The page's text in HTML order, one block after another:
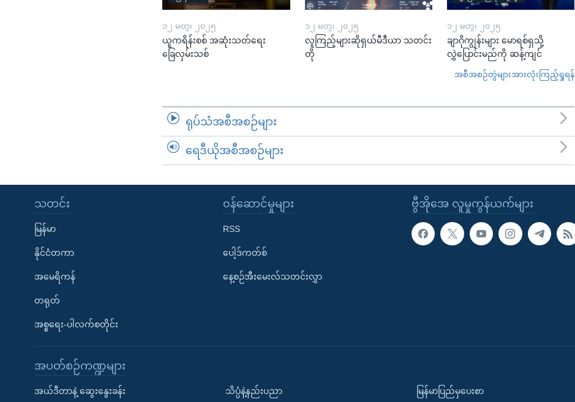
၁၂ မတ္၊ ၂၀၂၅
ယူကရိန်းစစ် အဆုံးသတ်ရေး
ခြေလှမ်းသစ်
၁၂ မတ္၊ ၂၀၂၅
လူကြည့်များဆိုရှယ်မီဒီယာ သတင်း
တို
၁၂ မတ္၊ ၂၀၂၅
ချာဂိုကျွန်းများ မောရစ်ရှသို့
လွှဲပြောင်းမည်ကို ဆန့်ကျင်
အစီအစဉ်တွဲများအားလုံးကြည့်ရှုရန်
ရုပ်သံအစီအစဉ်များ
ရေဒီယိုအစီအစဉ်များ
ဗွီအိုအေ လူမှုကွန်ယက်များ
သတင်း
မြန်မာ
နိုင်ငံတကာ
အမေရိကန်
တရုတ်
အစ္စရေး-ပါလက်စတိုင်း
၀န်ဆောင်မှုများ
RSS
ပေါ့ဒ်ကတ်စ်
နေ့စဉ်အီးမေးလ်သတင်းလွှာ
အပတ်စဉ်ကဏ္ဍများ
အယ်ဒီတာနဲ့ ဆွေးနွေးခန်း သိပ္ပံနဲ့နည်းပညာ မြန်မာပြည်မှပေးစာ